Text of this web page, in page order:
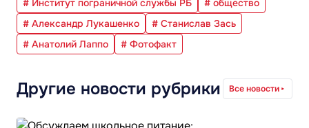
# Институт пограничной службы РБ
# общество
# Александр Лукашенко
# Станислав Зась
# Анатолий Лаппо
# Фотофакт
Другие новости рубрики Все новости